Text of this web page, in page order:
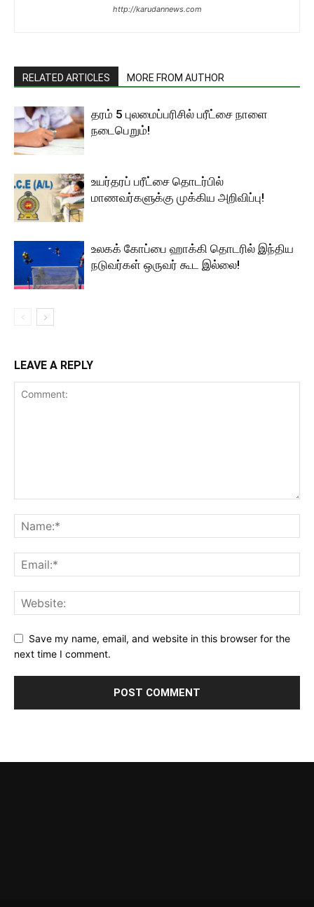
http://karudannews.com
RELATED ARTICLES MORE FROM AUTHOR
தரம் 5 புலமைப்பரிசில் பரீட்சை நாளை
நடைபெறும்!
உயர்தரப் பரீட்சை தொடர்பில்
மாணவர்களுக்கு முக்கிய அறிவிப்பு!
உலகக் கோப்பை ஹாக்கி தொடரில் இந்திய
நடுவர்கள் ஒருவர் கூட இல்லை!
LEAVE A REPLY
Save my name, email, and website in this browser for the
next time I comment.